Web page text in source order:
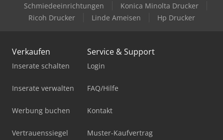
Schmiedeeinrichtungen
Konica Minolta Drucker
Ricoh Drucker
Linde Ameisen Hp Drucker
Verkaufen
Inserate schalten
Inserate verwalten
Werbung buchen
Vertrauenssiegel
Service & Support
Login
FAQ/Hilfe
Kontakt
Muster-Kaufvertrag